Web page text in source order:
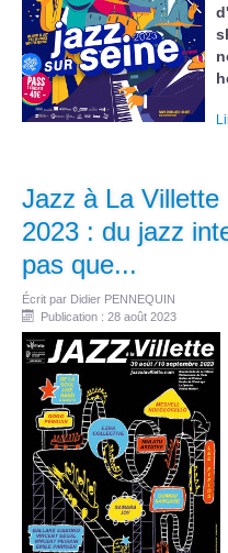
Jazz à La Villette
2023 : du jazz
pas que...
Écrit par Didier PENNEQUIN
Publication : 28 août 2023